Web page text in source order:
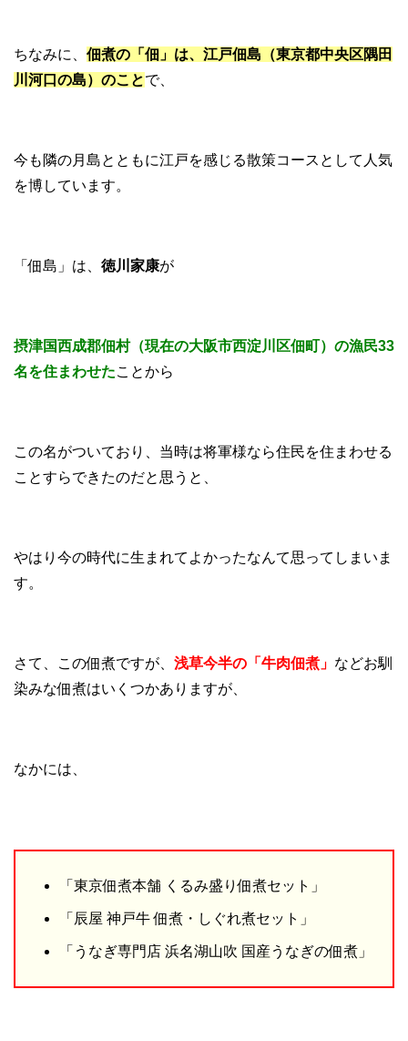
ちなみに、 佃煮の「佃」は、江戸佃島（東京都中央区隅田
川河口の島）のことで、
今も隣の月島とともに江戸を感じる散策コースとして人気
を博しています。
「佃島」は、 徳川家康が
摂津国西成郡佃村（現在の大阪市西淀川区佃町）の漁民33
名を住まわせたことから
この名がついており、当時は将軍様なら住民を住まわせる
ことすらできたのだと思うと、
やはり今の時代に生まれてよかったなんて思ってしまいま
す。
さて、この佃煮ですが、 浅草今半の「牛肉佃煮」 などお馴
染みな佃煮はいくつかありますが、
なかには、
「東京佃煮本舗 くるみ盛り佃煮セット」
「辰屋 神戸牛 佃煮・しぐれ煮セット」
「うなぎ専門店 浜名湖山吹 国産うなぎの佃煮」